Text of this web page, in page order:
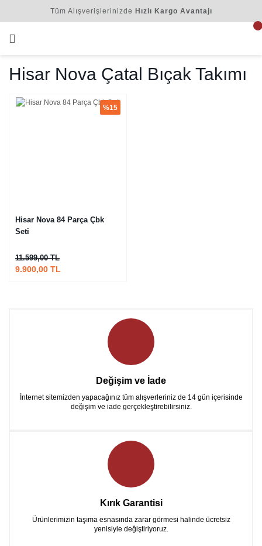
Tüm Alışverişlerinizde Hızlı Kargo Avantajı
Hisar Nova Çatal Bıçak Takımı
%15
Hisar Nova 84 Parça Çbk
Seti
11.599,00 TL
9.900,00 TL
Değişim ve İade
İnternet sitemizden yapacağınız tüm alışverleriniz de 14 gün içerisinde
değişim ve iade gerçekleştirebilirsiniz.
Kırık Garantisi
Ürünlerimizin taşıma esnasında zarar görmesi halinde ücretsiz
yenisiyle değiştiriyoruz.